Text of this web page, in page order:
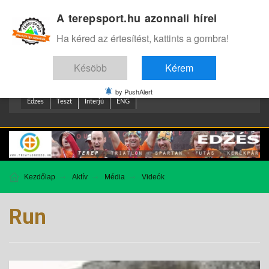
Edzes Teszt Interjú ENG
Kezdőlap Aktív Média Videók
Run
A terepsport.hu azonnali hírei
Ha kéred az értesítést, kattints a gombra!
Késöbb Kérem
by PushAlert